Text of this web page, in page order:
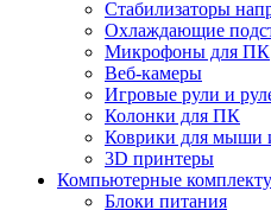
Стабилизаторы
Охлаждающие
Микрофоны для ПК
Веб-камеры
Игровые рули и
Колонки для ПК
Коврики для мыши
3D принтеры
Компьютерные
Блоки питания